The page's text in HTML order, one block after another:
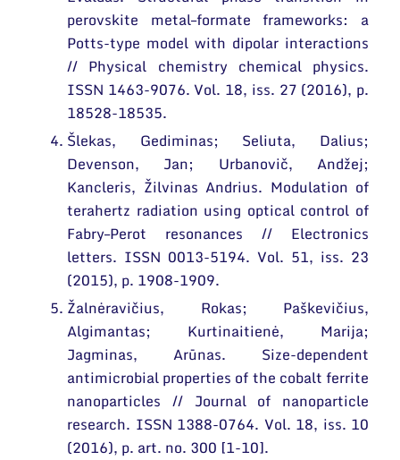
perovskite metal–formate frameworks: a
Potts-type model with dipolar interactions
// Physical chemistry chemical physics.
ISSN 1463-9076. Vol. 18, iss. 27 (2016), p.
18528-18535.
Šlekas, Gediminas; Seliuta, Dalius;
Devenson, Jan; Urbanovič, Andžej;
Kancleris, Žilvinas Andrius. Modulation of
terahertz radiation using optical control of
Fabry–Perot resonances // Electronics
letters. ISSN 0013-5194. Vol. 51, iss. 23
(2015), p. 1908-1909.
Žalnėravičius, Rokas; Paškevičius,
Algimantas; Kurtinaitienė, Marija;
Jagminas, Arūnas. Size-dependent
antimicrobial properties of the cobalt ferrite
nanoparticles // Journal of nanoparticle
research. ISSN 1388-0764. Vol. 18, iss. 10
(2016), p. art. no. 300 [1-10].